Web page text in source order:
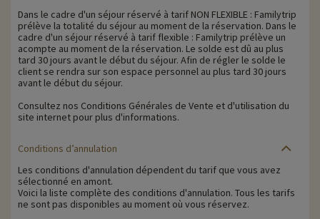
Dans le cadre d'un séjour réservé à tarif NON FLEXIBLE : Familytrip
prélève la totalité du séjour au moment de la réservation. Dans le
cadre d'un séjour réservé à tarif flexible : Familytrip prélève un
acompte au moment de la réservation. Le solde est dû au plus
tard 30 jours avant le début du séjour. Afin de régler le solde le
client se rendra sur son espace personnel au plus tard 30 jours
avant le début du séjour.
Consultez nos Conditions Générales de Vente et d'utilisation du
site internet pour plus d'informations.
Conditions d’annulation
Les conditions d'annulation dépendent du tarif que vous avez
sélectionné en amont.
Voici la liste complète des conditions d'annulation. Tous les tarifs
ne sont pas disponibles au moment où vous réservez.